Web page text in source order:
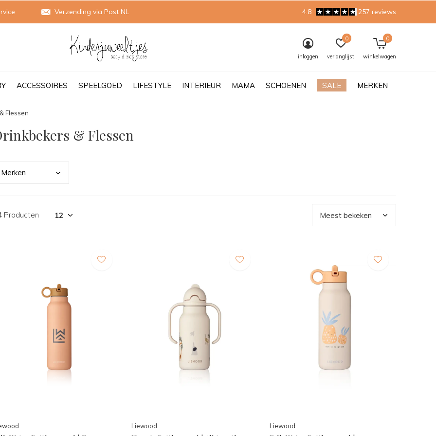
ACCESSOIRES SPEELGOED LIFESTYLE INTERIEUR MAMA SCHOENEN SALE MERKEN
inloggen verlanglijst
0
winkelwagen
0
Verzending via Post NL 4.8 257 reviews
Flessen
& Flessen
Merken
Producten
Liewood Liewood